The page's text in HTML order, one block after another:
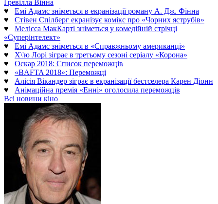
Гревілла Вінна
♥ Емі Адамс зніметься в екранізації роману А. Дж. Фінна
♥ Стівен Спілберг екранізує комікс про «Чорних яструбів»
♥ Мелісса МакКарті зніметься у комедійній стрічці
«Суперінтелект»
♥ Емі Адамс зніметься в «Справжньому американці»
♥ Х\'ю Лорі зіграє в третьому сезоні серіалу «Корона»
♥ Оскар 2018: Список переможців
♥ «BAFTA 2018»: Переможці
♥ Алісія Вікандер зіграє в екранізації бестселера Карен Діонн
♥ Анімаційна премія «Енні» оголосила переможців
Всі новини кіно